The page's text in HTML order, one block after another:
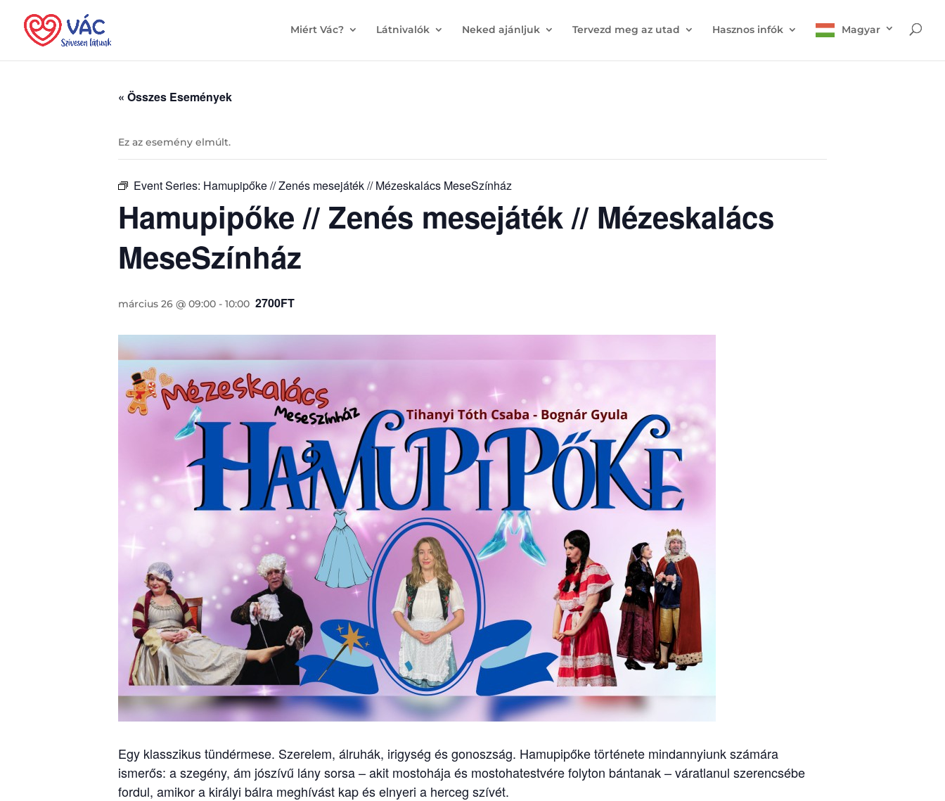
Miért Vác? Látnivalók Neked ajánljuk Tervezd meg az utad Hasznos infók Magyar
« Összes Események
Ez az esemény elmúlt.
Event Series: Hamupipőke // Zenés mesejáték // Mézeskalács MeseSzínház
Hamupipőke // Zenés mesejáték // Mézeskalács
MeseSzínház
március 26 @ 09:00 - 10:00 2700FT
Egy klasszikus tündérmese. Szerelem, álruhák, irigység és gonoszság. Hamupipőke története mindannyiunk számára
ismerős: a szegény, ám jószívű lány sorsa – akit mostohája és mostohatestvére folyton bántanak – váratlanul szerencsébe
fordul, amikor a királyi bálra meghívást kap és elnyeri a herceg szívét.